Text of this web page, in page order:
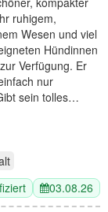
ruhigem,
Wesen und viel
Hündinnen
Verfügung. Er
nur
sein tolles…
03.08.26